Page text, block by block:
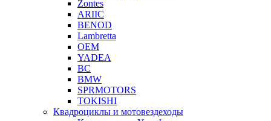
Zontes
ARIIC
BENOD
Lambretta
OEM
YADEA
BC
BMW
SPRMOTORS
TOKISHI
Квадроциклы и мотовездеходы